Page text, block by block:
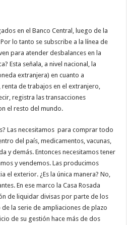
en el Banco Central, luego de la
lo tanto se subscribe a la línea de
para atender desbalances en la
Esta señala, a nivel nacional, la
extranjera) en cuanto a
de trabajos en el extranjero,
registra las transacciones
el resto del mundo.
Las necesitamos para comprar todo
del país, medicamentos, vacunas,
y demás. Entonces necesitamos tener
y vendemos. Las producimos
exterior. ¿Es la única manera? No,
En ese marco la Casa Rosada
de liquidar divisas por parte de los
la serie de ampliaciones de plazo
de su gestión hace más de dos